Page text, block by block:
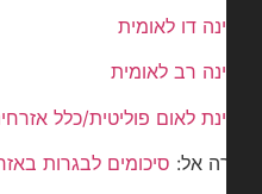
דו לאומית
רב לאומית
לאום פוליטית/כלל אזרחיה
אל: סיכומים לבגרות באזרחות